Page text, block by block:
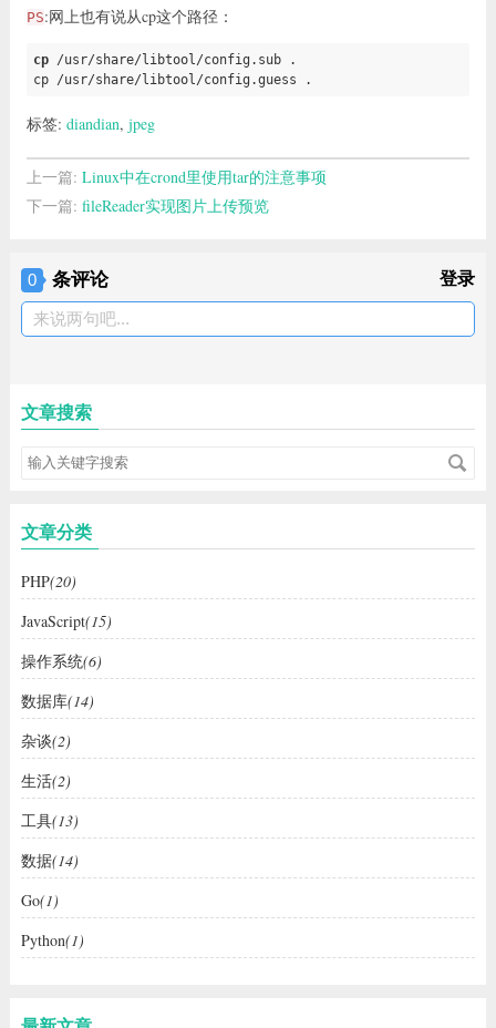
PS:网上也有说从cp这个路径：
cp /usr/share/libtool/config.sub .
cp /usr/share/libtool/config.guess .
标签: diandian, jpeg
上一篇: Linux中在crond里使用tar的注意事项
下一篇: fileReader实现图片上传预览
0 条评论 登录
来说两句吧...
文章搜索
文章分类
PHP(20)
JavaScript(15)
操作系统(6)
数据库(14)
杂谈(2)
生活(2)
工具(13)
数据(14)
Go(1)
Python(1)